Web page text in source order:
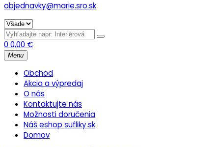
objednavky@marie.sro.sk
0 0,00 €
Menu
Obchod
Akcia a výpredaj
O nás
Kontaktujte nás
Možnosti doručenia
Náš eshop sufliky.sk
Domov